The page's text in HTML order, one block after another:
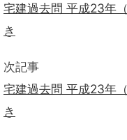
宅建過去問 平成23年
き
次記事
宅建過去問 平成23年
き